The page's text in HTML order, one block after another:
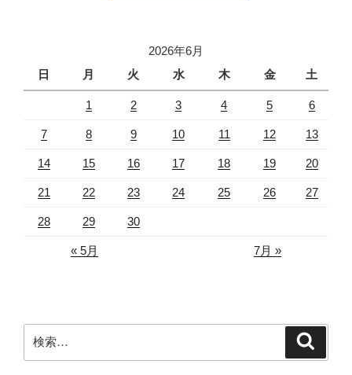
2026年6月
日
月 火 水 木 金 土
1 2 3 4 5 6
7 8 9 10 11 12 13
14 15 16 17 18 19 20
21 22 23 24 25 26 27
28 29 30
« 5月 7月 »
索: